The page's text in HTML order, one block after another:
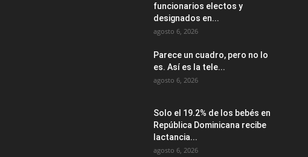
funcionarios electos y
designados en...
agosto 6, 2026
Parece un cuadro, pero no lo
es. Así es la tele...
agosto 6, 2026
Solo el 19.2% de los bebés en
República Dominicana recibe
lactancia...
agosto 6, 2026